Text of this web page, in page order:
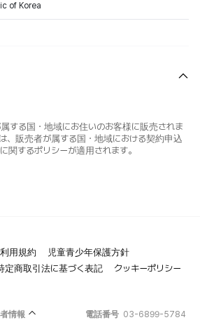
of Korea
する国・地域にお住いのお客様に販売されま
、販売者が属する国・地域における契約申込
関するポリシーが適用されます。
用規約
児童青少年保護方針
定商取引法に基づく表記
クッキーポリシー
情報 電話番号 03-6899-5784